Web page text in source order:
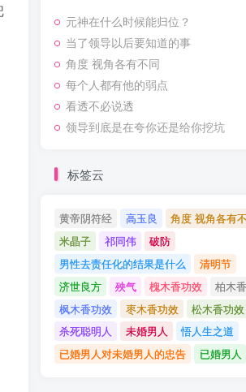
元神在什么时候能归位？
当了领导以后要知道的事
角度 视角各有不同
每个人都有他的弱点
看透不必说透
领导到底是在夸你还是给你挖坑
标签云
黄帝阴符经 高玉良
角度 视角各有
米晶子
祁同伟
破防
男性去责任化的结果是什么
清明节
济世良方
殃气 槐木香功效
柏木
枫木香功效
枣木香功效
松木香功效
杀死聪明人
未婚男人
悟人生之道
已婚男人对未婚男人的忠告
已婚男人